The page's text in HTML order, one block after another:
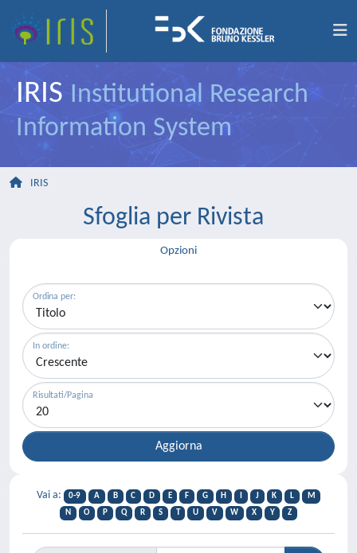
IRIS Institutional Research
Information System
IRIS
Sfoglia per Rivista
Opzioni
Ordina per:
In ordine:
Risultati/Pagina
Vai a: 0-9 A B C D E F G H J K L
M
N
O P Q R S T U V W X Y Z